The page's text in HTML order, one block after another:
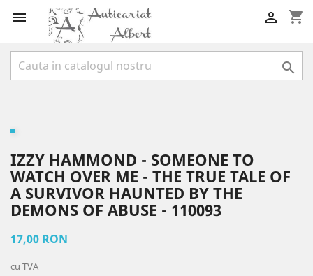
 shopping_cart


IZZY HAMMOND - SOMEONE TO
WATCH OVER ME - THE TRUE TALE OF
A SURVIVOR HAUNTED BY THE
DEMONS OF ABUSE - 110093
17,00 RON
cu TVA